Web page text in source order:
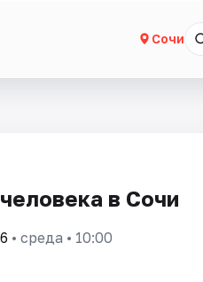
Сочи
в Сочи
• среда • 10:00